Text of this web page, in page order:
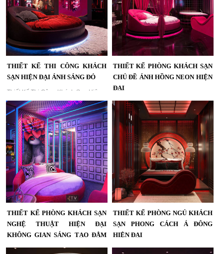
THIẾT KẾ THI CÔNG KHÁCH
SẠN HIỆN ĐẠI ÁNH SÁNG ĐỎ
Thiết Kế Thi Công Khách Sạn Hiện
Đại Ánh Sáng Đỏ | Dự Án KTV
Group...
THIẾT KẾ PHÒNG KHÁCH SẠN
CHỦ ĐỀ ÁNH HỒNG NEON HIỆN
ĐẠI
Thiết Kế Phòng Khách Sạn Chủ Đề
Ánh Hồng Neon Hiện Đại – KTV
Group...
THIẾT KẾ PHÒNG KHÁCH SẠN
NGHỆ THUẬT HIỆN ĐẠI
KHÔNG GIAN SÁNG TẠO ĐẬM
THIẾT KẾ PHÒNG NGỦ KHÁCH
SẠN PHONG CÁCH Á ĐÔNG
HIỆN ĐẠI
Thiết Kế Thi Công Phòng Ngủ